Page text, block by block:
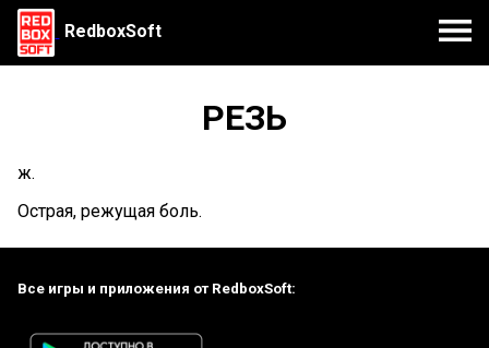
RedboxSoft
РЕЗЬ
ж.
Острая, режущая боль.
Все игры и приложения от RedboxSoft: